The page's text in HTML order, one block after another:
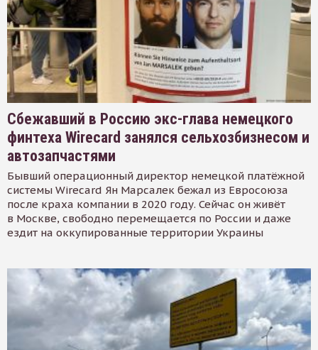
Сбежавший в Россию экс-глава немецкого
финтеха Wirecard занялся сельхозбизнесом и
автозапчастями
Бывший операционный директор немецкой платёжной
системы Wirecard Ян Марсалек бежал из Евросоюза
после краха компании в 2020 году. Сейчас он живёт
в Москве, свободно перемещается по России и даже
ездит на оккупированные территории Украины